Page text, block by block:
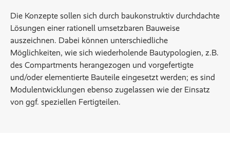
Die Konzepte sollen sich durch baukonstruktiv durchdachte
Lösungen einer rationell umsetzbaren Bauweise
auszeichnen. Dabei können unterschiedliche
Möglichkeiten, wie sich wiederholende Bautypologien, z.B.
des Compartments herangezogen und vorgefertigte
und/oder elementierte Bauteile eingesetzt werden; es sind
Modulentwicklungen ebenso zugelassen wie der Einsatz
von ggf. speziellen Fertigteilen.